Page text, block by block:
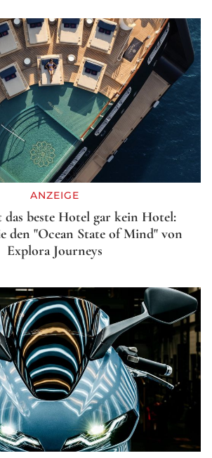
ANZEIGE
beste Hotel gar kein Hotel:
den "Ocean State of Mind" von
Explora Journeys